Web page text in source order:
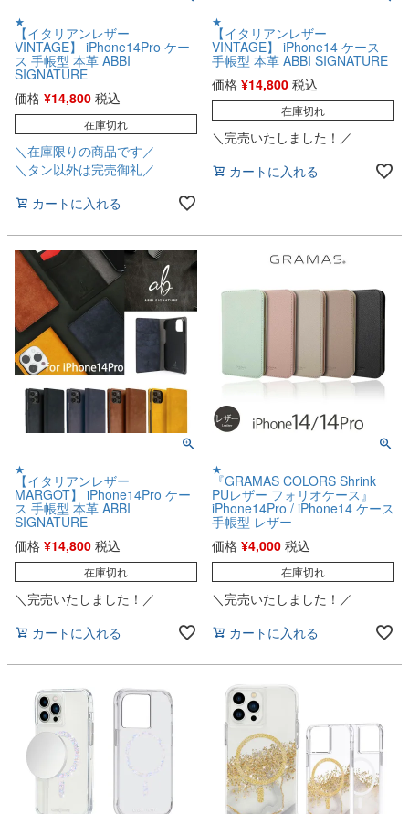
★
【イタリアンレザー
VINTAGE】 iPhone14Pro ケー
ス 手帳型 本革 ABBI
SIGNATURE
価格 ¥14,800 税込
在庫切れ
＼在庫限りの商品です／
＼タン以外は完売御礼／
カートに入れる
★
【イタリアンレザー
VINTAGE】 iPhone14 ケース
手帳型 本革 ABBI SIGNATURE
価格 ¥14,800 税込
在庫切れ
＼完売いたしました！／
カートに入れる
★
【イタリアンレザー
MARGOT】 iPhone14Pro ケー
ス 手帳型 本革 ABBI
SIGNATURE
価格 ¥14,800 税込
在庫切れ
＼完売いたしました！／
カートに入れる
★
『GRAMAS COLORS Shrink
PUレザー フォリオケース』
iPhone14Pro / iPhone14 ケース
手帳型 レザー
価格 ¥4,000 税込
在庫切れ
＼完売いたしました！／
カートに入れる